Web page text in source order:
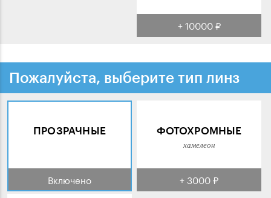
+ 10000 ₽
Пожалуйста, выберите тип линз
ПРОЗРАЧНЫЕ
Включено
ФОТОХРОМНЫЕ
хамелеон
+ 3000 ₽